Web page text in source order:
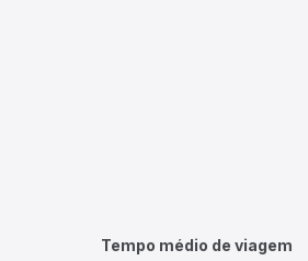
Tempo médio de viagem